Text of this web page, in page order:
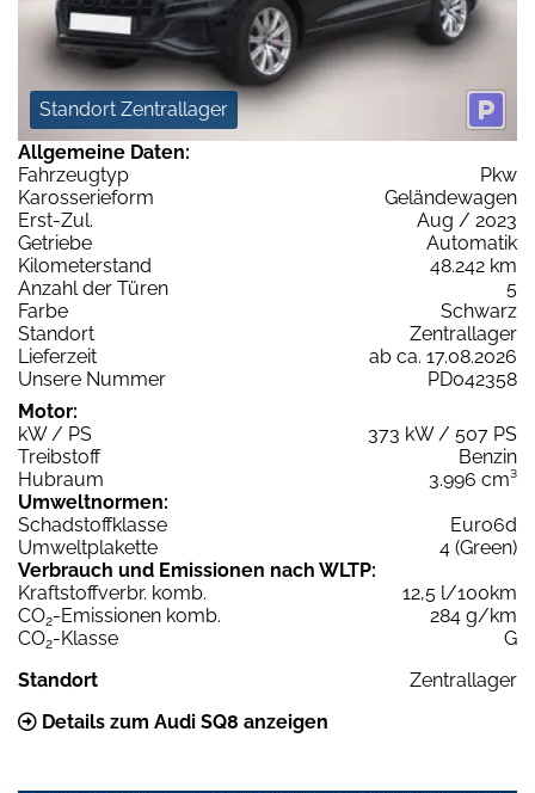
Standort Zentrallager
Allgemeine Daten:
Fahrzeugtyp
Pkw
Karosserieform
Geländewagen
Erst-Zul.
Aug / 2023
Getriebe
Automatik
Kilometerstand
48.242 km
Anzahl der Türen
5
Farbe
Schwarz
Standort
Zentrallager
Lieferzeit
ab ca. 17.08.2026
Unsere Nummer
PD042358
Motor:
kW / PS
373 kW / 507 PS
Treibstoff
Benzin
Hubraum
3.996 cm³
Umweltnormen:
Schadstoffklasse
Euro6d
Umweltplakette
4 (Green)
Verbrauch und Emissionen nach WLTP:
Kraftstoffverbr. komb.
12,5 l/100km
CO2-Emissionen komb.
284 g/km
CO2-Klasse
G
Standort
Zentrallager
Details zum Audi SQ8 anzeigen